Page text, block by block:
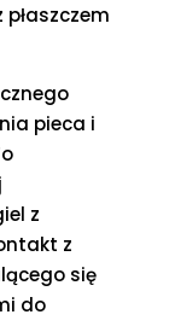
pieca i
z
z
się
do